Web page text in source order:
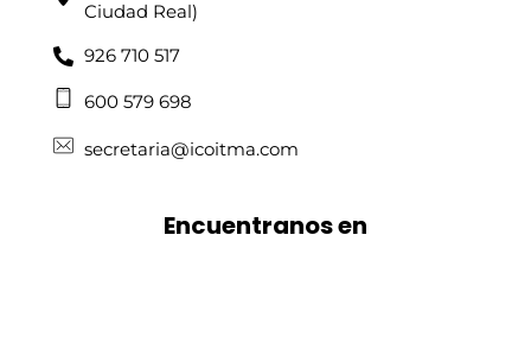
Ciudad Real)
926 710 517
600 579 698
secretaria@icoitma.com
Encuentranos en